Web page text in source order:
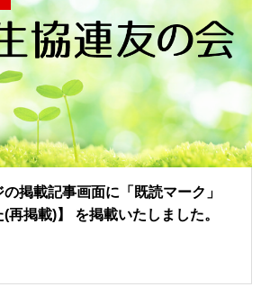
の掲載記事画面に「既読マーク」
再掲載)】 を掲載いたしました。